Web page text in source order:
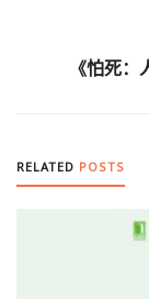
《怕死
RELATED POSTS